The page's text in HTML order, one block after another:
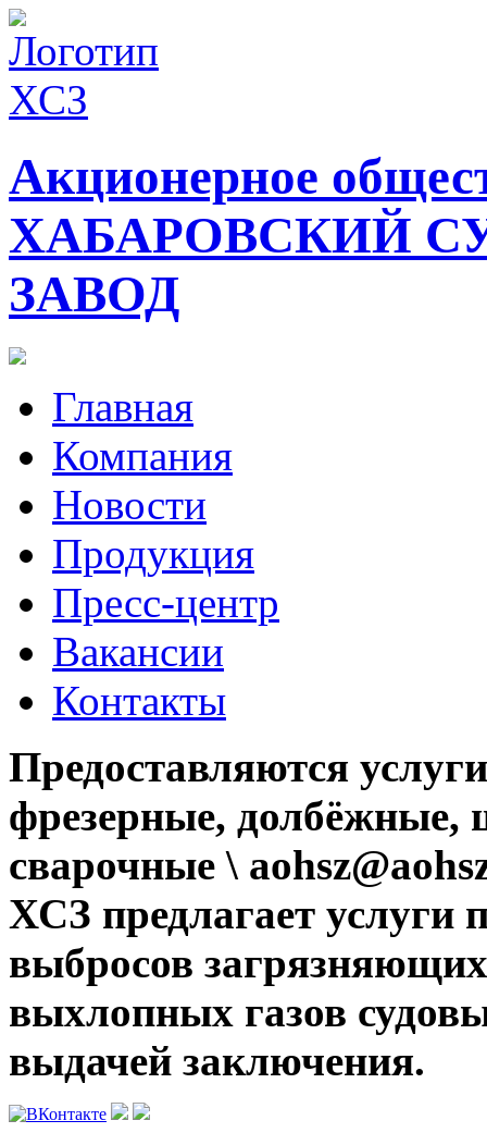
Акционерное
ХАБАРОВСКИЙ
ЗАВОД
Главная
Компания
Новости
Продукция
Пресс-центр
Вакансии
Контакты
Предоставляются
фрезерные, долбёжные,
сварочные \
ХСЗ предлагает услуги
выбросов
выхлопных газов
выдачей заключения.